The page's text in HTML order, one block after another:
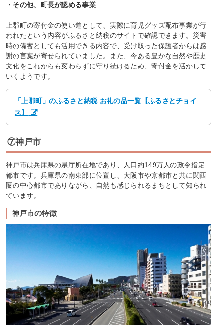
・その他、町長が認める事業
上郡町の寄付金の使い道として、実際に育児グッズ配布事業が行
われたという内容がふるさと納税のサイトで確認できます。災害
時の備蓄としても活用できる内容で、受け取った保護者からは感
謝の言葉が寄せられていました。また、今ある豊かな自然や歴史
文化をこれからも変わらずに守り続けるため、寄付金を活かして
いくようです。
「上郡町」のふるさと納税 お礼の品一覧【ふるさとチョイ
ス】
⑦神戸市
神戸市は兵庫県の県庁所在地であり、人口約149万人の政令指定
都市です。兵庫県の南東部に位置し、大阪市や京都市と共に関西
圏の中心都市でありながら、自然も感じられるまちとして知られ
ています。
神戸市の特徴